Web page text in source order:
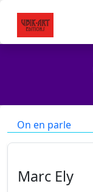
On en parle
Marc Ely